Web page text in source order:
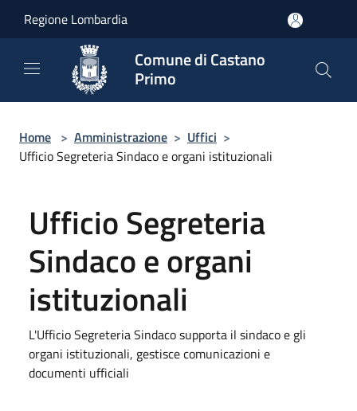
Regione Lombardia
Comune di Castano
Primo
Home > Amministrazione > Uffici >
Ufficio Segreteria Sindaco e organi istituzionali
Ufficio Segreteria
Sindaco e organi
istituzionali
L'Ufficio Segreteria Sindaco supporta il sindaco e gli
organi istituzionali, gestisce comunicazioni e
documenti ufficiali